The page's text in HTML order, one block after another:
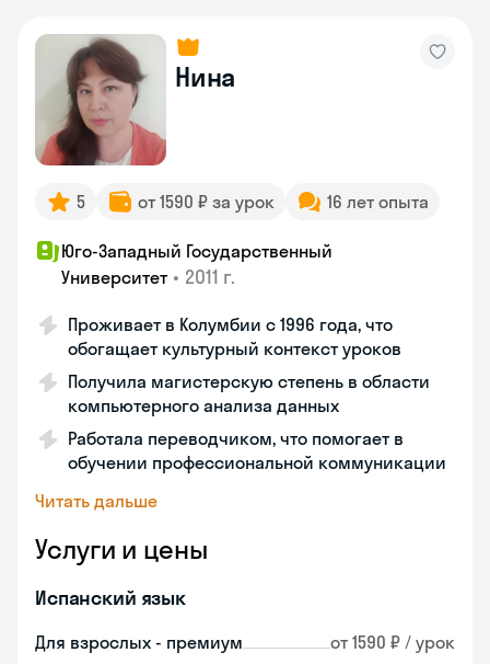
Нина
5 от 1590 ₽ за урок 16 лет опыта
Юго-Западный Государственный
Университет • 2011 г.
Проживает в Колумбии с 1996 года, что
обогащает культурный контекст уроков
Получила магистерскую степень в области
компьютерного анализа данных
Работала переводчиком, что помогает в
обучении профессиональной коммуникации
Читать дальше
Услуги и цены
Испанский язык
Для взрослых - премиум от 1590 ₽ / урок